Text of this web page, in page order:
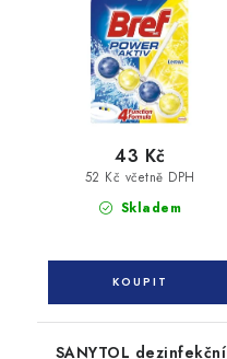
Skladem
52 Kč včetně DPH
43 Kč
SANYTOL dezinfekční